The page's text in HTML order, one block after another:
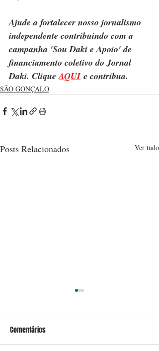
Ajude a fortalecer nosso jornalismo
independente contribuindo com a
campanha 'Sou Daki e Apoio' de
financiamento coletivo do Jornal
Daki. Clique AQUI e contribua.
SÃO GONÇALO
Posts Relacionados Ver tudo
Comentários